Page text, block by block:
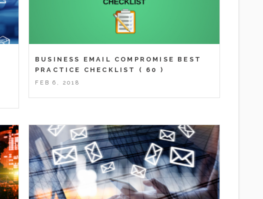
BUSINESS EMAIL COMPROMISE BEST
PRACTICE CHECKLIST
( 60 )
FEB 6, 2018